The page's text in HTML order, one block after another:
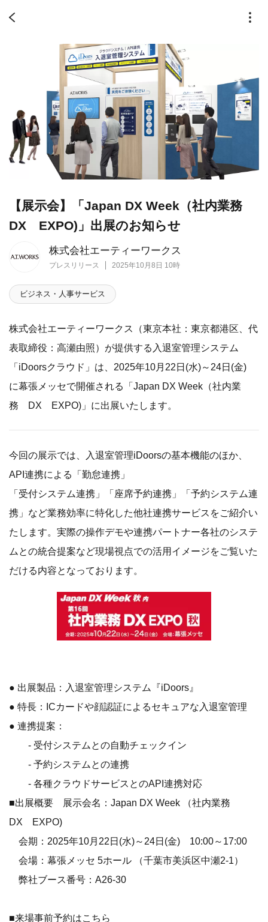
株式会社エーティーワークス
プレスリリース 2025年10月8日 10時
【展示会】「Japan DX Week（社内業務
DX EXPO)」出展のお知らせ
ビジネス・人事サービス
株式会社エーティーワークス（東京本社：東京都港区、代
表取締役：高瀬由照）が提供する入退室管理システム
「iDoorsクラウド」は、2025年10月22日(水)～24日(金)
に幕張メッセで開催される「Japan DX Week（社内業
務 DX EXPO)」に出展いたします。
今回の展示では、入退室管理iDoorsの基本機能のほか、
API連携による「勤怠連携」
「受付システム連携」「座席予約連携」「予約システム連
携」など業務効率に特化した他社連携サービスをご紹介い
たします。実際の操作デモや連携パートナー各社のシステ
ムとの統合提案など現場視点での活用イメージをご覧いた
だける内容となっております。
● 出展製品：入退室管理システム『iDoors』
● 特長：ICカードや顔認証によるセキュアな入退室管理
● 連携提案：
- 受付システムとの自動チェックイン
- 予約システムとの連携
- 各種クラウドサービスとのAPI連携対応
■出展概要 展示会名：Japan DX Week （社内業務
DX EXPO)
会期：2025年10月22日(水)～24日(金) 10:00～17:00
会場：幕張メッセ 5ホール （千葉市美浜区中瀬2-1）
弊社ブース番号：A26-30
■来場事前予約はこちら